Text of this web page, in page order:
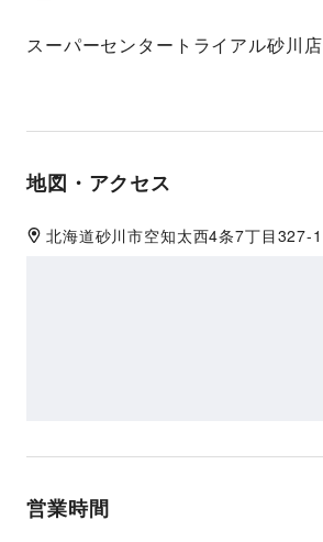
スーパーセンタートライアル砂川店
地図・アクセス
北海道砂川市空知太西4条7丁目327-1
営業時間